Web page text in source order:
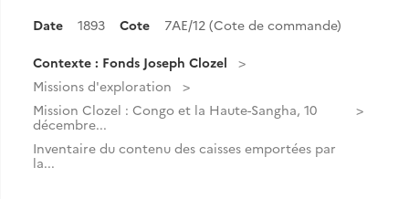
Date 1893 Cote 7AE/12 (Cote de commande)
Contexte : Fonds Joseph Clozel
Missions d'exploration
Mission Clozel : Congo et la Haute-Sangha, 10
décembre...
Inventaire du contenu des caisses emportées par
la...